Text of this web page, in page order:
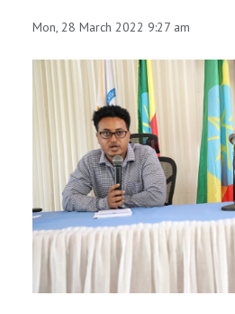
Mon, 28 March 2022 9:27 am